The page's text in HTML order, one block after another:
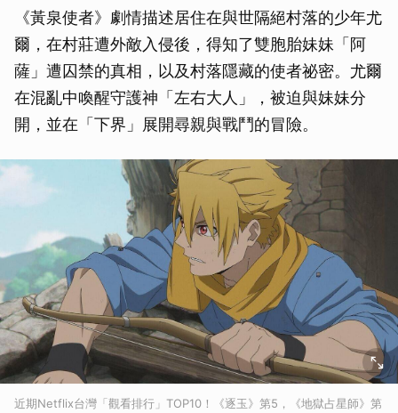
《黃泉使者》劇情描述居住在與世隔絕村落的少年尤
爾，在村莊遭外敵入侵後，得知了雙胞胎妹妹「阿
薩」遭囚禁的真相，以及村落隱藏的使者祕密。尤爾
在混亂中喚醒守護神「左右大人」，被迫與妹妹分
開，並在「下界」展開尋親與戰鬥的冒險。
近期Netflix台灣「觀看排行」TOP10！《逐玉》第5，《地獄占星師》第